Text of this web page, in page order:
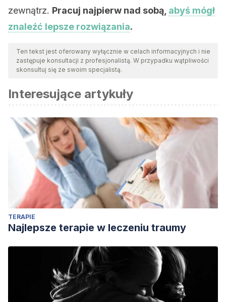
zewnątrz. Pracuj najpierw nad sobą, abyś mógł
znaleźć lepsze rozwiązania.
Ten tekst jest oferowany wyłącznie w celach informacyjnych i nie
zastępuje konsultacji z profesjonalistą. W przypadku wątpliwości
skonsultuj się ze swoim specjalistą.
Interesujące artykuły
TERAPIE
Najlepsze terapie w leczeniu traumy